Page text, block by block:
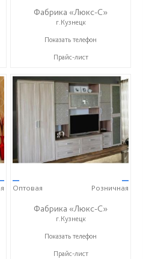
Фабрика «Люкс-С»
г.Кузнецк
+ 7 (999) 748-11-11
Показать телефон
Прайс-лист
—
Оптовая
—
Розничная
Фабрика «Люкс-С»
г.Кузнецк
+ 7 (999) 748-11-11
Показать телефон
Прайс-лист